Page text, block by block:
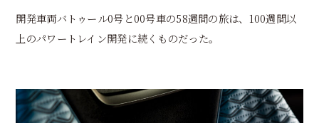
開発車両バトゥール0号と00号車の58週間の旅は、100週間以
上のパワートレイン開発に続くものだった。